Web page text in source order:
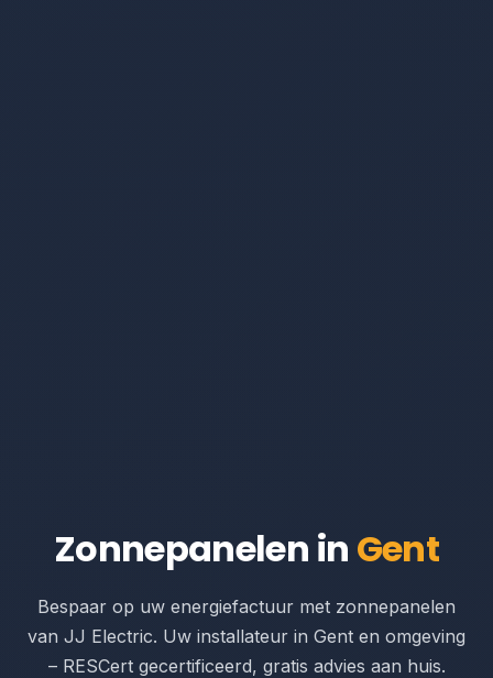
Zonnepanelen in Gent
Bespaar op uw energiefactuur met zonnepanelen
van JJ Electric. Uw installateur in Gent en omgeving
– RESCert gecertificeerd, gratis advies aan huis.